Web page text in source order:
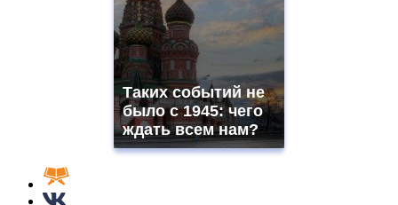
Таких событий не
было с 1945: чего
ждать всем нам?